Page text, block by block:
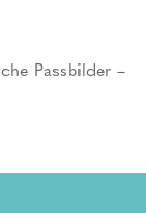
Passbilder –